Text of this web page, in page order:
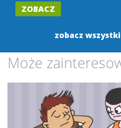
ZOBACZ
zobacz
Może